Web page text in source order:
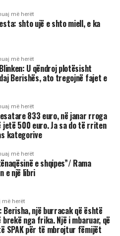
më herët
shto ujë e shto miell, e ka
më herët
U qëndroj plotësisht
Berishës, ato tregojnë fajet e
më herët
833 euro, në janar rroga
jetë 500 euro. Ja sa do të rriten
kategorive
më herët
e shqipes”/ Rama
e një libri
më herët
Berisha, një burracak që është
brekë nga frika. Një i mbaruar, që
SPAK për të mbrojtur fëmijët